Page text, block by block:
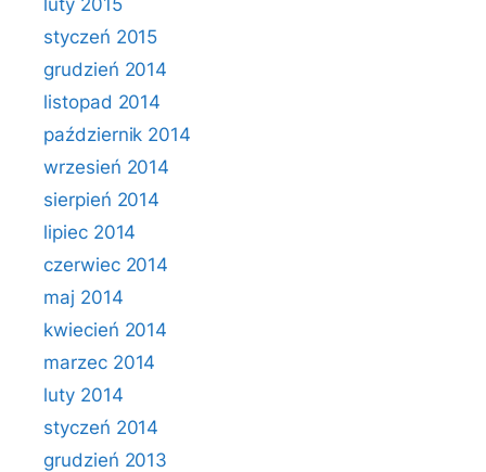
luty 2015
styczeń 2015
grudzień 2014
listopad 2014
październik 2014
wrzesień 2014
sierpień 2014
lipiec 2014
czerwiec 2014
maj 2014
kwiecień 2014
marzec 2014
luty 2014
styczeń 2014
grudzień 2013